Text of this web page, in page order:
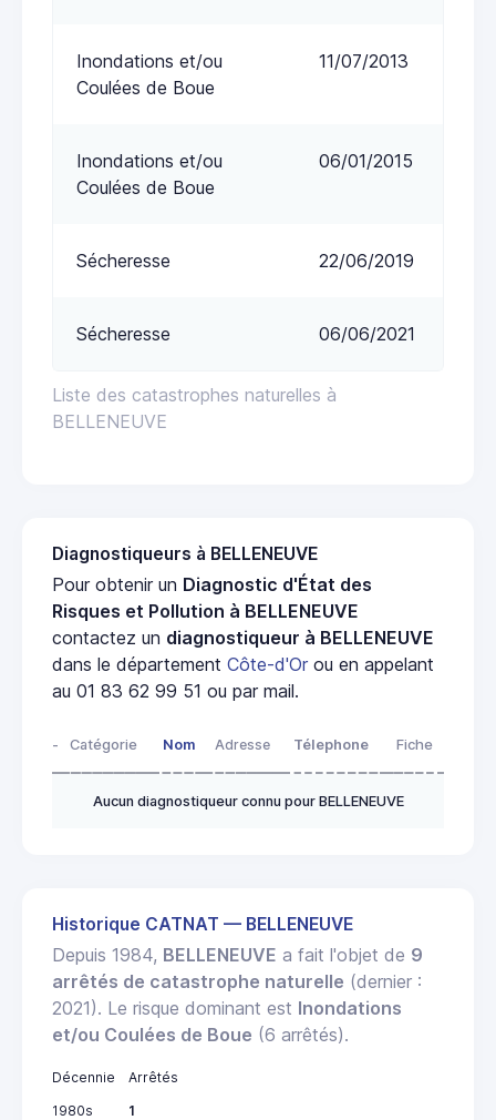
Liste des catastrophes naturelles à
BELLENEUVE
Inondations et/ou
Coulées de Boue
11/07/2013
Inondations et/ou
Coulées de Boue
06/01/2015
Sécheresse 22/06/2019
Sécheresse 06/06/2021
Diagnostiqueurs à BELLENEUVE
Pour obtenir un Diagnostic d'État des
Risques et Pollution à BELLENEUVE
contactez un diagnostiqueur à BELLENEUVE
dans le département Côte-d'Or ou en appelant
au 01 83 62 99 51 ou par mail.
- Catégorie Nom Adresse Télephone Fiche
Aucun diagnostiqueur connu pour BELLENEUVE
Historique CATNAT — BELLENEUVE
Depuis 1984, BELLENEUVE a fait l'objet de 9
arrêtés de catastrophe naturelle (dernier :
2021). Le risque dominant est Inondations
et/ou Coulées de Boue (6 arrêtés).
Décennie
Arrêtés
1980s
1